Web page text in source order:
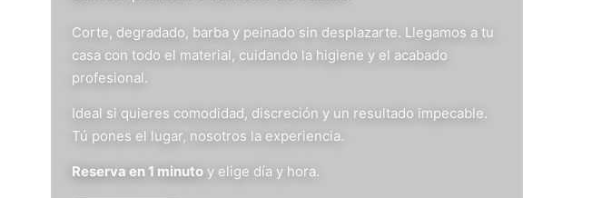
Corte, degradado, barba y peinado sin desplazarte. Llegamos a tu
casa con todo el material, cuidando la higiene y el acabado
profesional.
Ideal si quieres comodidad, discreción y un resultado impecable.
Tú pones el lugar, nosotros la experiencia.
Reserva en 1 minuto y elige día y hora.